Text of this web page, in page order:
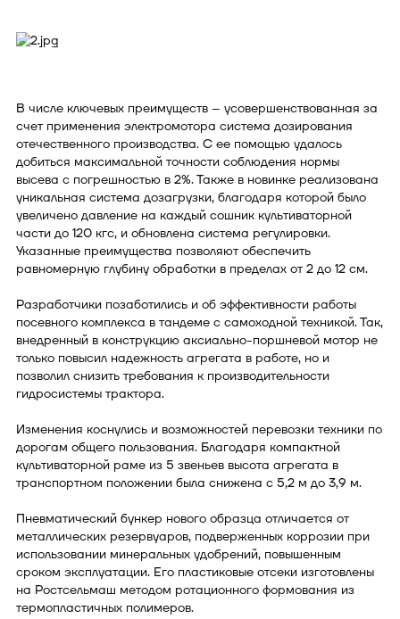
В числе ключевых преимуществ – усовершенствованная за
счет применения электромотора система дозирования
отечественного производства. С ее помощью удалось
добиться максимальной точности соблюдения нормы
высева с погрешностью в 2%. Также в новинке реализована
уникальная система дозагрузки, благодаря которой было
увеличено давление на каждый сошник культиваторной
части до 120 кгс, и обновлена система регулировки.
Указанные преимущества позволяют обеспечить
равномерную глубину обработки в пределах от 2 до 12 см.
Разработчики позаботились и об эффективности работы
посевного комплекса в тандеме с самоходной техникой. Так,
внедренный в конструкцию аксиально-поршневой мотор не
только повысил надежность агрегата в работе, но и
позволил снизить требования к производительности
гидросистемы трактора.
Изменения коснулись и возможностей перевозки техники по
дорогам общего пользования. Благодаря компактной
культиваторной раме из 5 звеньев высота агрегата в
транспортном положении была снижена с 5,2 м до 3,9 м.
Пневматический бункер нового образца отличается от
металлических резервуаров, подверженных коррозии при
использовании минеральных удобрений, повышенным
сроком эксплуатации. Его пластиковые отсеки изготовлены
на Ростсельмаш методом ротационного формования из
термопластичных полимеров.